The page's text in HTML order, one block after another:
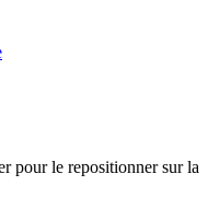
pour le repositionner sur la